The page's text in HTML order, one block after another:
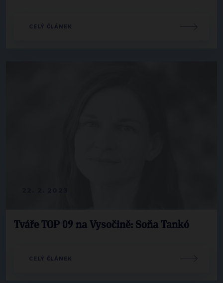
CELÝ ČLÁNEK
Tváře TOP 09 na Vysočině: Soňa Tankó
CELÝ ČLÁNEK